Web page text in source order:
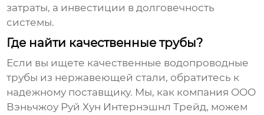
затраты, а инвестиции в долговечность
системы.
Где найти качественные трубы?
Если вы ищете качественные водопроводные
трубы из нержавеющей стали, обратитесь к
надежному поставщику. Мы, как компания ООО
Вэньчжоу Руй Хун Интернэшнл Трейд, можем